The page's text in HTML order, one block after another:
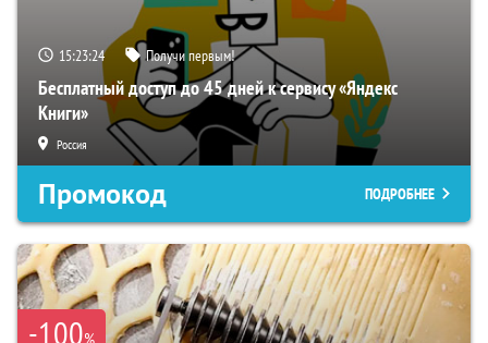
15:23:23 Получи первым!
Бесплатный доступ до 45 дней к сервису «Яндекс
Книги»
Россия
Промокод ПОДРОБНЕЕ
-100%